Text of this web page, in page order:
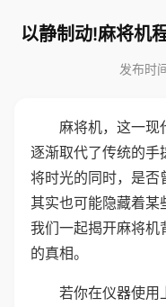
以静制动!麻将机
发布时
麻将机，这一现
逐渐取代了传统的手
将时光的同时，是否
其实也可能隐藏着某
我们一起揭开麻将机
的真相。
若你在仪器使用